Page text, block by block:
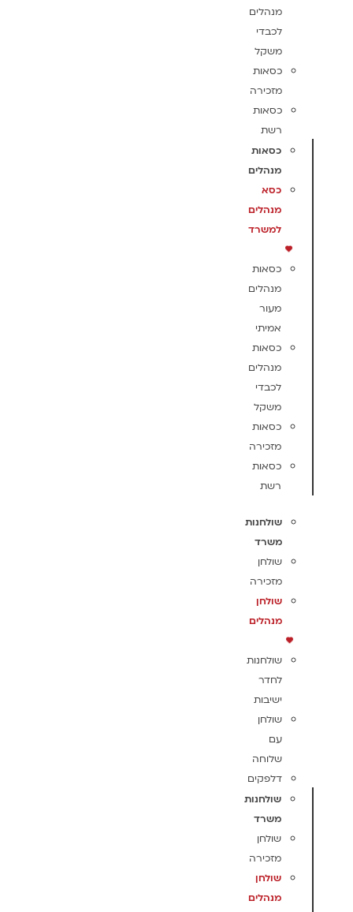
מנהלים
לכבדי
משקל
כסאות
מזכירה
כסאות
רשת
כסאות
מנהלים
כסא
מנהלים
למשרד
כסאות
מנהלים
מעור
אמיתי
כסאות
מנהלים
לכבדי
משקל
כסאות
מזכירה
כסאות
רשת
שולחנות
משרד
שולחן
מזכירה
שולחן
מנהלים
שולחנות
לחדר
ישיבות
שולחן
עם
שלוחה
דלפקים
שולחנות
משרד
שולחן
מזכירה
שולחן
מנהלים